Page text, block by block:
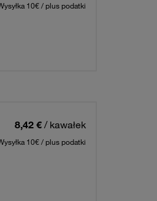
10€ / plus podatki
8,42 € / kawałek
10€ / plus podatki